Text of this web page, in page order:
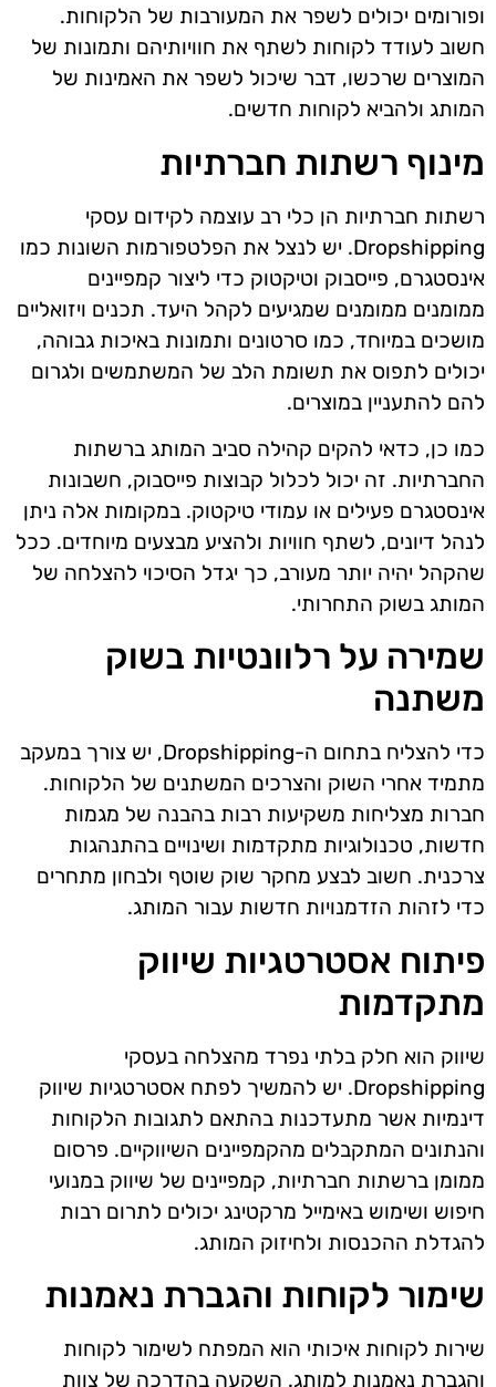
ופורומים יכולים לשפר את המעורבות של הלקוחות.
חשוב לעודד לקוחות לשתף את חוויותיהם ותמונות של
המוצרים שרכשו, דבר שיכול לשפר את האמינות של
המותג ולהביא לקוחות חדשים.
מינוף רשתות חברתיות
רשתות חברתיות הן כלי רב עוצמה לקידום עסקי
Dropshipping. יש לנצל את הפלטפורמות השונות כמו
אינסטגרם, פייסבוק וטיקטוק כדי ליצור קמפיינים
ממומנים ממומנים שמגיעים לקהל היעד. תכנים ויזואליים
מושכים במיוחד, כמו סרטונים ותמונות באיכות גבוהה,
יכולים לתפוס את תשומת הלב של המשתמשים ולגרום
להם להתעניין במוצרים.
כמו כן, כדאי להקים קהילה סביב המותג ברשתות
החברתיות. זה יכול לכלול קבוצות פייסבוק, חשבונות
אינסטגרם פעילים או עמודי טיקטוק. במקומות אלה ניתן
לנהל דיונים, לשתף חוויות ולהציע מבצעים מיוחדים. ככל
שהקהל יהיה יותר מעורב, כך יגדל הסיכוי להצלחה של
המותג בשוק התחרותי.
שמירה על רלוונטיות בשוק
משתנה
כדי להצליח בתחום ה-Dropshipping, יש צורך במעקב
מתמיד אחרי השוק והצרכים המשתנים של הלקוחות.
חברות מצליחות משקיעות רבות בהבנה של מגמות
חדשות, טכנולוגיות מתקדמות ושינויים בהתנהגות
צרכנית. חשוב לבצע מחקר שוק שוטף ולבחון מתחרים
כדי לזהות הזדמנויות חדשות עבור המותג.
פיתוח אסטרטגיות שיווק
מתקדמות
שיווק הוא חלק בלתי נפרד מהצלחה בעסקי
Dropshipping. יש להמשיך לפתח אסטרטגיות שיווק
דינמיות אשר מתעדכנות בהתאם לתגובות הלקוחות
והנתונים המתקבלים מהקמפיינים השיווקיים. פרסום
ממומן ברשתות חברתיות, קמפיינים של שיווק במנועי
חיפוש ושימוש באימייל מרקטינג יכולים לתרום רבות
להגדלת ההכנסות ולחיזוק המותג.
שימור לקוחות והגברת נאמנות
שירות לקוחות איכותי הוא המפתח לשימור לקוחות
והגברת נאמנות למותג. השקעה בהדרכה של צוות